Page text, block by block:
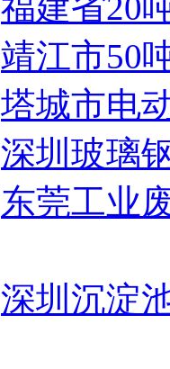
靖江市50
塔城市电
深圳玻璃
东莞工业
深圳沉淀